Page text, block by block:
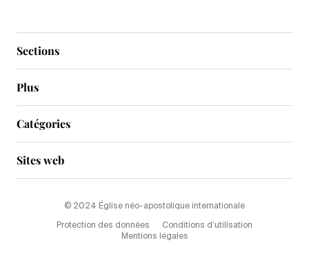
Sections
Plus
Catégories
Sites web
© 2024 Église néo-apostolique internationale
Protection des données
Conditions d’utilisation
Mentions légales